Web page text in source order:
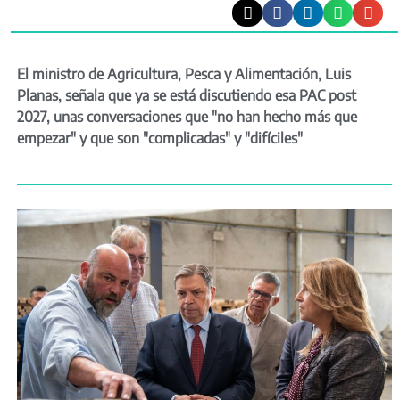
El ministro de Agricultura, Pesca y Alimentación, Luis
Planas, señala que ya se está discutiendo esa PAC post
2027, unas conversaciones que "no han hecho más que
empezar" y que son "complicadas" y "difíciles"